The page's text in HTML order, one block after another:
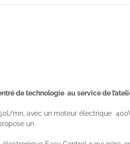
de technologie au service de
mn, avec un moteur électrique
un